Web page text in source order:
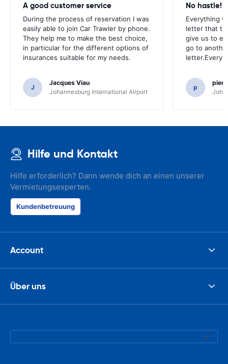
A good customer service
During the process of reservation I was
easily able to join Car Trawler by phone.
They help me to make the best choice,
in particular for the different options of
insurances suitable for my needs.
J
Jacques Viau
Johannesburg International Airport
No hastle!
Everything
letter that
give us to
go to
p
Hilfe und Kontakt
Hilfe erforderlich? Dann wende dich an einen unserer
Vermietungsexperten.
Kundenbetreuung
Account
Über uns